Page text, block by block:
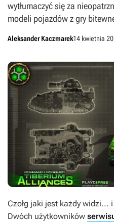
wytłumaczyć się za
modeli pojazdów z gry
Aleksander Kaczmarek14 kwietnia
Czołg jaki jest każdy widzi...
Dwóch użytkowników